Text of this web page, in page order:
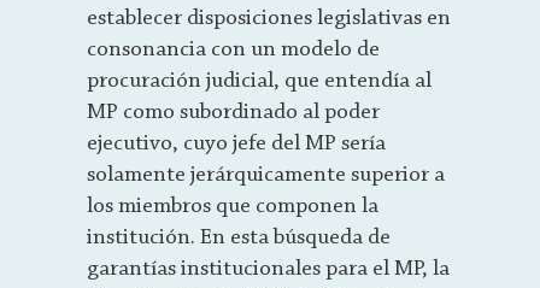
establecer disposiciones legislativas en
consonancia con un modelo de
procuración judicial, que entendía al
MP como subordinado al poder
ejecutivo, cuyo jefe del MP sería
solamente jerárquicamente superior a
los miembros que componen la
institución. En esta búsqueda de
garantías institucionales para el MP, la